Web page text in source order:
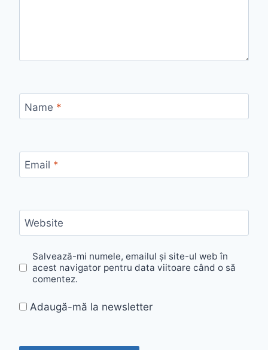
Name *
Email *
Website
Salvează-mi numele, emailul și site-ul web în
acest navigator pentru data viitoare când o să
comentez.
Adaugă-mă la newsletter